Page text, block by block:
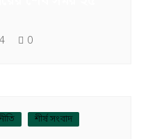
0
শীর্ষ সংবাদ